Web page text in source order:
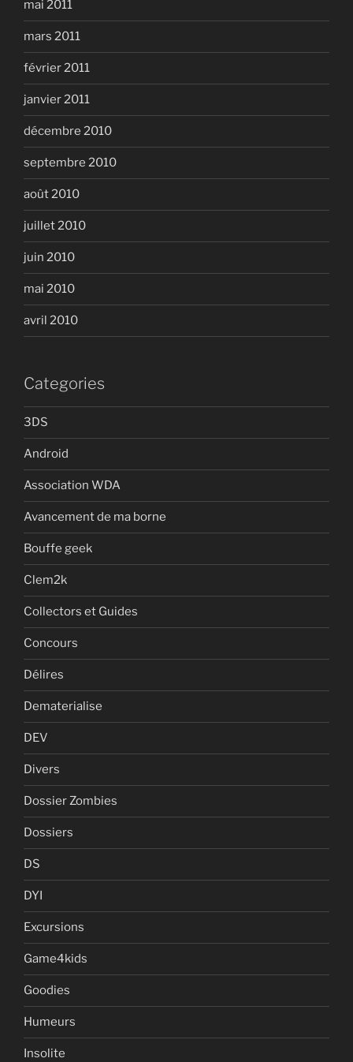
mai 2011
mars 2011
février 2011
janvier 2011
décembre 2010
septembre 2010
août 2010
juillet 2010
juin 2010
mai 2010
avril 2010
Categories
3DS
Android
Association WDA
Avancement de ma borne
Bouffe geek
Clem2k
Collectors et Guides
Concours
Délires
Dematerialise
DEV
Divers
Dossier Zombies
Dossiers
DS
DYI
Excursions
Game4kids
Goodies
Humeurs
Insolite